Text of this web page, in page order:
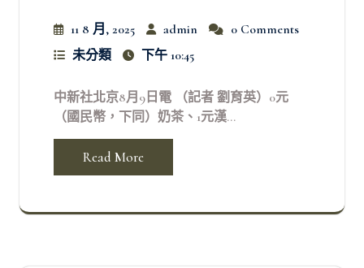
11 8 月, 2025 admin
0 Comments
未分類
下午 10:45
中新社北京8月9日電 （記者 劉育英）0元
（國民幣，下同）奶茶、1元漢...
Read More